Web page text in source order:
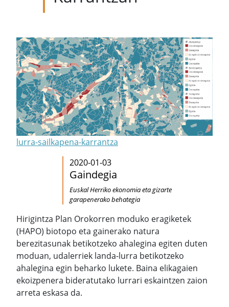
lurra-sailkapena-karrantza
2020-01-03
Gaindegia
Euskal Herriko ekonomia eta gizarte
garapenerako behategia
Hirigintza Plan Orokorren moduko eragiketek
(HAPO) biotopo eta gainerako natura
berezitasunak betikotzeko ahalegina egiten duten
moduan, udalerriek landa-lurra betikotzeko
ahalegina egin beharko lukete. Baina elikagaien
ekoizpenera bideratutako lurrari eskaintzen zaion
arreta eskasa da.